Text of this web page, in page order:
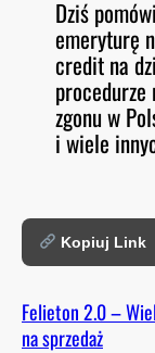
O
D
E
RSS FEED
LINK
EMBED
Dziś
emeryturę
creditna
zgonu w
i wiele
Kopiuj Link
Felieton 2.0 –
na sprzedaż